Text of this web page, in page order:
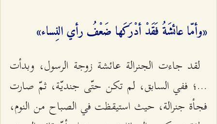
«وأمّا عائشَةُ فَقَدْ أدْرَكَها ضَعْفُ رأي النِساء»
لقد جاءت الجنرالة عائشة زوجة الرسول، وبدأت
...؛ ففي السابق، لم تكن حتّى جنديّة، ثمّ صارت
فجأة جنرالة، حيث استيقظت في الصباح من النوم،